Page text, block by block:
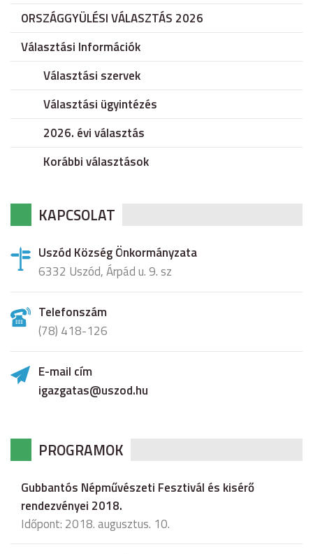
ORSZÁGGYÜLÉSI VÁLASZTÁS 2026
Választási Információk
Választási szervek
Választási ügyintézés
2026. évi választás
Korábbi választások
KAPCSOLAT
Uszód Község Önkormányzata
6332 Uszód, Árpád u. 9. sz
Telefonszám
(78) 418-126
E-mail cím
igazgatas@uszod.hu
PROGRAMOK
Gubbantós Népművészeti Fesztivál és kisérő
rendezvényei 2018.
Időpont: 2018. augusztus. 10.